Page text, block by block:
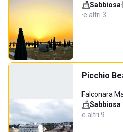
Sabbiosa·
·e altri 3…
Picchio
Falconara
Sabbiosa·
e altri 9…